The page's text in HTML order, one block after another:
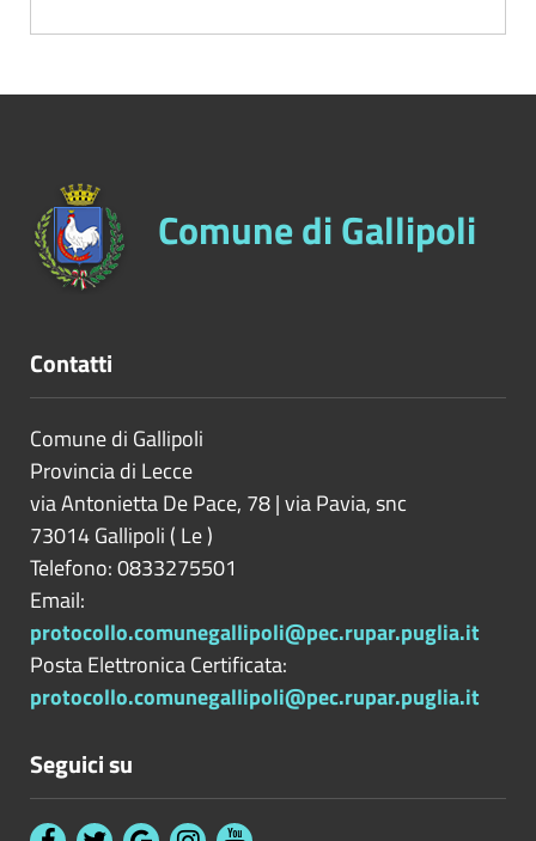
Comune di Gallipoli
Contatti
Comune di Gallipoli
Provincia di Lecce
via Antonietta De Pace, 78 | via Pavia, snc
73014Gallipoli ( Le)
Telefono: 0833275501
Email:
protocollo.comunegallipoli@pec.rupar.puglia.it
Posta Elettronica Certificata:
protocollo.comunegallipoli@pec.rupar.puglia.it
Seguici su